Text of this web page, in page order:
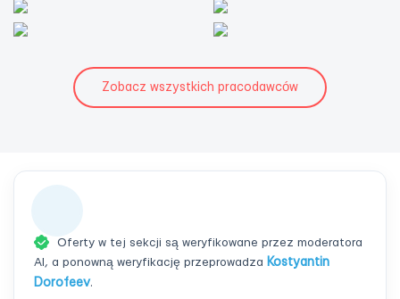
Zobacz wszystkich pracodawców
Oferty w tej sekcji są weryfikowane przez moderatora
AI, a ponowną weryfikację przeprowadza Kostyantin
Dorofeev.